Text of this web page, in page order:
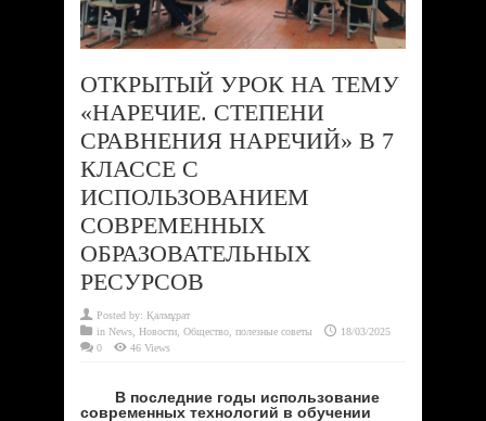
ОТКРЫТЫЙ УРОК НА ТЕМУ
«НАРЕЧИЕ. СТЕПЕНИ
СРАВНЕНИЯ НАРЕЧИЙ» В 7
КЛАССЕ С
ИСПОЛЬЗОВАНИЕМ
СОВРЕМЕННЫХ
ОБРАЗОВАТЕЛЬНЫХ
РЕСУРСОВ
Posted by: Қалмұрат
in News Новости Общество полезные советы
18/03/2025
0
46 Views
В последние годы использование
современных технологий в обучении